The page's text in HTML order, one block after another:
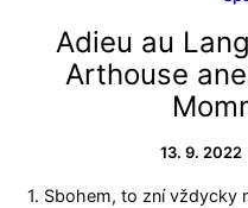
Adieu au
Arthouse
13. 9. 2022
1. Sbohem, to zní vždycky